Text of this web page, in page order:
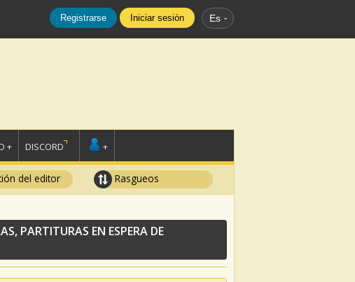
Registrarse Iniciar sesión Es
+ DISCORD +
del editor Rasgueos
PARTITURAS EN ESPERA DE